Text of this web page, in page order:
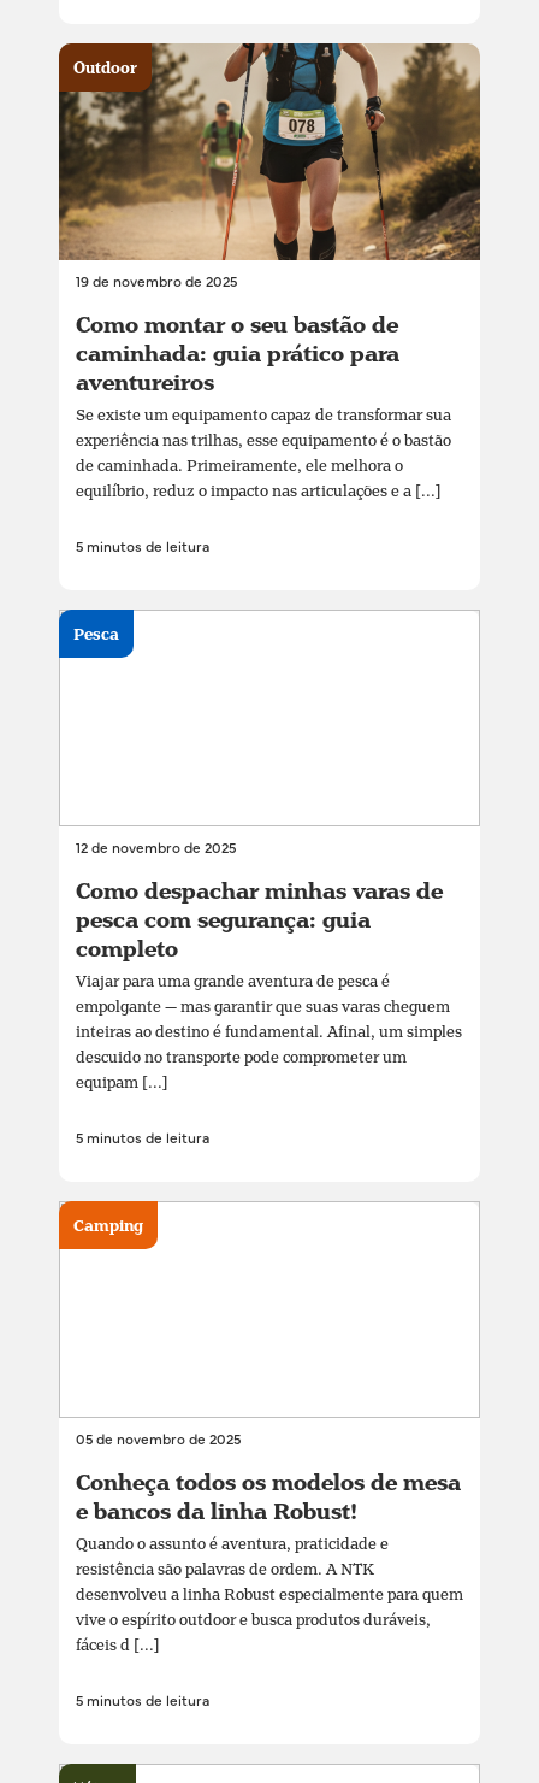
19 de novembro de 2025
Como montar o seu bastão de
caminhada: guia prático para
aventureiros
Se existe um equipamento capaz de transformar sua
experiência nas trilhas, esse equipamento é o bastão
de caminhada. Primeiramente, ele melhora o
equilíbrio, reduz o impacto nas articulações e a [...]
5 minutos de leitura
Outdoor
12 de novembro de 2025
Como despachar minhas varas de
pesca com segurança: guia
completo
Viajar para uma grande aventura de pesca é
empolgante — mas garantir que suas varas cheguem
inteiras ao destino é fundamental. Afinal, um simples
descuido no transporte pode comprometer um
equipam [...]
5 minutos de leitura
Pesca
05 de novembro de 2025
Conheça todos os modelos de mesa
e bancos da linha Robust!
Quando o assunto é aventura, praticidade e
resistência são palavras de ordem. A NTK
desenvolveu a linha Robust especialmente para quem
vive o espírito outdoor e busca produtos duráveis,
fáceis d [...]
5 minutos de leitura
Camping